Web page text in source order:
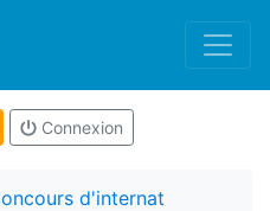
Connexion
d'internat